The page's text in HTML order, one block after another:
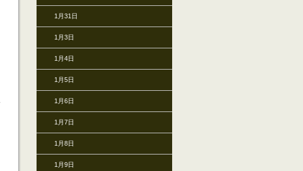
1月31日
1月3日
1月4日
1月5日
1月6日
1月7日
1月8日
1月9日